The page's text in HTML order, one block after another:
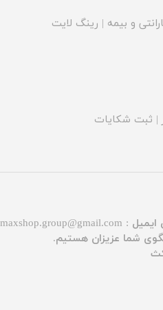
و بیمه | رینگ لایت
| ثبت شکایات
ایمیل : maxshop.group@gmail.com